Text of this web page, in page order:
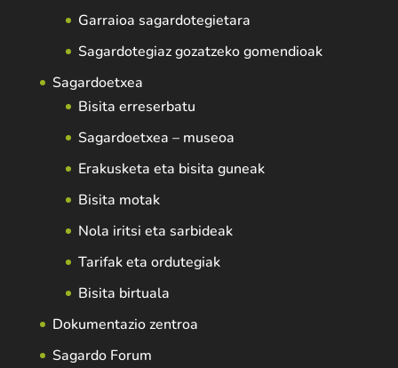
Garraioa sagardotegietara
Sagardotegiaz gozatzeko gomendioak
Sagardoetxea
Bisita erreserbatu
Sagardoetxea – museoa
Erakusketa eta bisita guneak
Bisita motak
Nola iritsi eta sarbideak
Tarifak eta ordutegiak
Bisita birtuala
Dokumentazio zentroa
Sagardo Forum